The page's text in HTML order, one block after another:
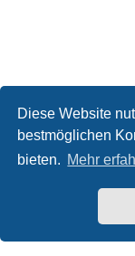
Diese Website
bestmöglichen
bieten. Mehr